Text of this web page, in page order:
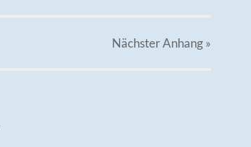
NächsterAnhang»